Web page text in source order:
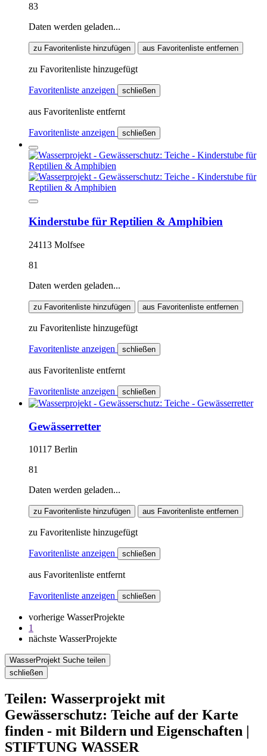
83
Daten werden geladen...
zu Favoritenliste hinzufügen aus Favoritenliste entfernen
zu Favoritenliste hinzugefügt
Favoritenliste anzeigen schließen
aus Favoritenliste entfernt
Favoritenliste anzeigen schließen
Kinderstube für Reptilien & Amphibien
24113 Molfsee
81
Daten werden geladen...
zu Favoritenliste hinzufügen aus Favoritenliste entfernen
zu Favoritenliste hinzugefügt
Favoritenliste anzeigen schließen
aus Favoritenliste entfernt
Favoritenliste anzeigen schließen
Gewässerretter
10117 Berlin
81
Daten werden geladen...
zu Favoritenliste hinzufügen aus Favoritenliste entfernen
zu Favoritenliste hinzugefügt
Favoritenliste anzeigen schließen
aus Favoritenliste entfernt
Favoritenliste anzeigen schließen
vorherige WasserProjekte
1
nächste WasserProjekte
WasserProjekt Suche teilen
schließen
Teilen: Wasserprojekt mit
Gewässerschutz: Teiche auf der Karte
finden - mit Bildern und Eigenschaften |
STIFTUNG WASSER